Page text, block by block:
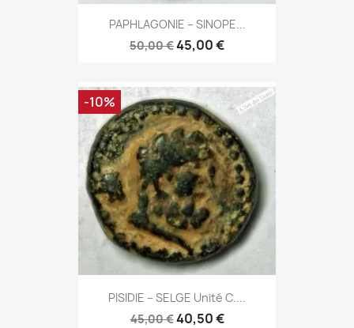
PAPHLAGONIE – SINOPE...
50,00 €45,00 €
PISIDIE – SELGE Unité C....
45,00 €40,50 €
-10%